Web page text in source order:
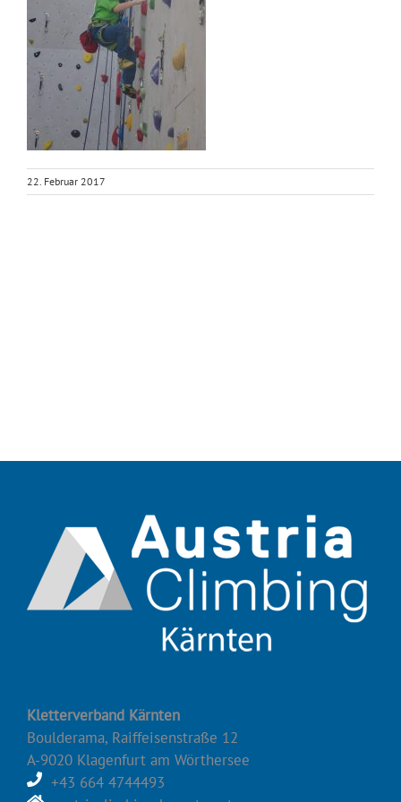
22. Februar 2017
Kletterverband Kärnten
Boulderama, Raiffeisenstraße 12
A-9020 Klagenfurt am Wörthersee
+43 664 4744493